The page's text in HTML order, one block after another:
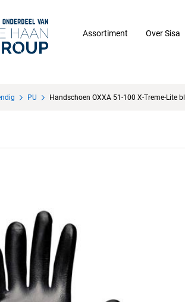
Assortiment Over Sisa
PU Handschoen OXXA 51-100 X-Treme-Lite